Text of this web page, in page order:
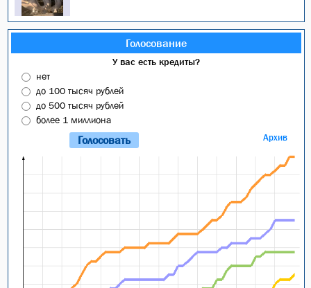
Голосование
У вас есть кредиты?
нет
до 100 тысяч рублей
до 500 тысяч рублей
более 1 миллиона
Архив